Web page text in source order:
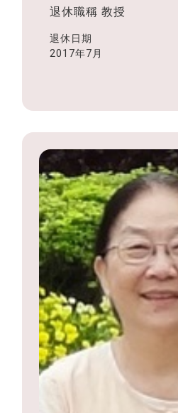
退休職稱 教授
退休日期
2017年7月